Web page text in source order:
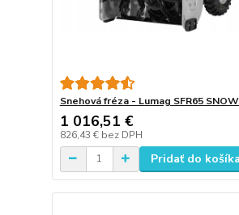
Snehová fréza - Lumag SFR65
1 016,51 €
826,43 € bez DPH
Pridať do košíka